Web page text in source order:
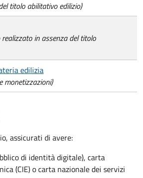
titolo abilitativo edilizio)
in assenza del titolo
edilizia
monetizzazioni)
assicurati di avere:
di identità digitale), carta
(CIE) o carta nazionale dei servizi